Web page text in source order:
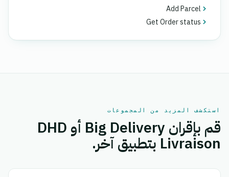
Add Parcel
Get Order status
استكشف المزيد من المجموعات
قم بإقران Big Delivery أو DHD
Livraison بتطبيق آخر.